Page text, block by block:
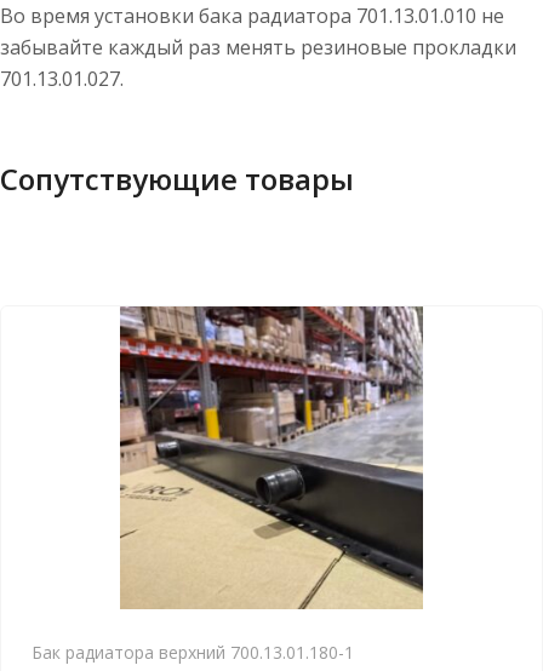
Во время установки бака радиатора 701.13.01.010 не
забывайте каждый раз менять резиновые прокладки
701.13.01.027.
Сопутствующие товары
Бак радиатора верхний 700.13.01.180-1